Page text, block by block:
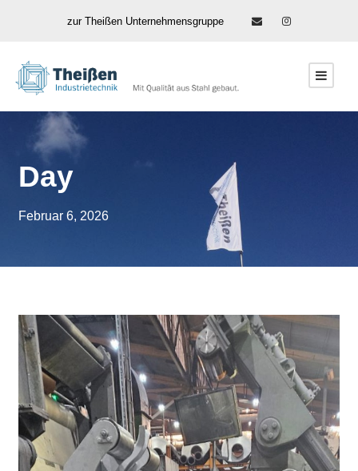
zur Theißen Unternehmensgruppe
Day
Februar 6, 2026